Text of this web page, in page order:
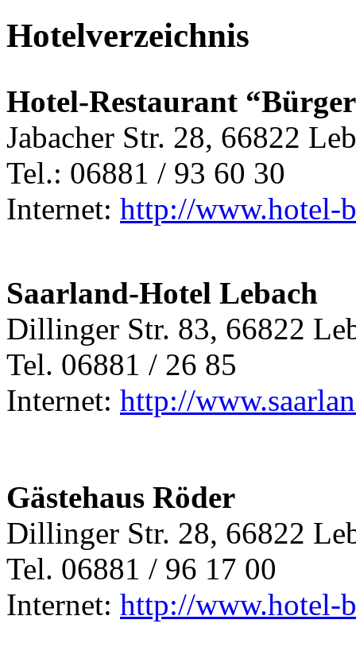
Hotelverzeichnis
Hotel-Restaurant
Jabacher Str. 28, 66822
Tel.: 06881 / 93 60 30
Internet: http://www.hotel-
Saarland-Hotel Lebach
Dillinger Str. 83, 66822
Tel. 06881 / 26 85
Internet: http://
Gästehaus Röder
Dillinger Str. 28, 66822
Tel. 06881 / 96 17 00
Internet: http://www.hotel-